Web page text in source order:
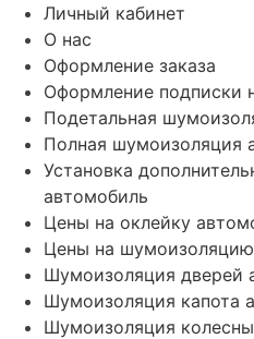
Личный кабинет
О нас
Оформление заказа
Оформление подписки
Подетальная
Полная шумоизоляция
Установка
автомобиль
Цены на оклейку
Цены на
Шумоизоляция дверей
Шумоизоляция капота
Шумоизоляция